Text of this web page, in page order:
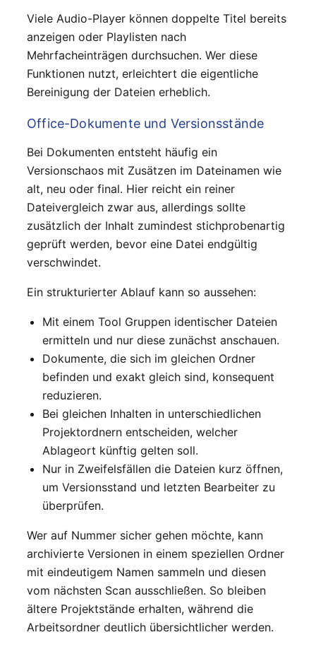
Viele Audio-Player können doppelte Titel bereits
anzeigen oder Playlisten nach
Mehrfacheinträgen durchsuchen. Wer diese
Funktionen nutzt, erleichtert die eigentliche
Bereinigung der Dateien erheblich.
Office-Dokumente und Versionsstände
Bei Dokumenten entsteht häufig ein
Versionschaos mit Zusätzen im Dateinamen wie
alt, neu oder final. Hier reicht ein reiner
Dateivergleich zwar aus, allerdings sollte
zusätzlich der Inhalt zumindest stichprobenartig
geprüft werden, bevor eine Datei endgültig
verschwindet.
Ein strukturierter Ablauf kann so aussehen:
Mit einem Tool Gruppen identischer Dateien
ermitteln und nur diese zunächst anschauen.
Dokumente, die sich im gleichen Ordner
befinden und exakt gleich sind, konsequent
reduzieren.
Bei gleichen Inhalten in unterschiedlichen
Projektordnern entscheiden, welcher
Ablageort künftig gelten soll.
Nur in Zweifelsfällen die Dateien kurz öffnen,
um Versionsstand und letzten Bearbeiter zu
überprüfen.
Wer auf Nummer sicher gehen möchte, kann
archivierte Versionen in einem speziellen Ordner
mit eindeutigem Namen sammeln und diesen
vom nächsten Scan ausschließen. So bleiben
ältere Projektstände erhalten, während die
Arbeitsordner deutlich übersichtlicher werden.